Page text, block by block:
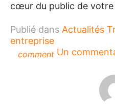
cœur du public de votre
Publié dans Actualités
entreprise
comment Un